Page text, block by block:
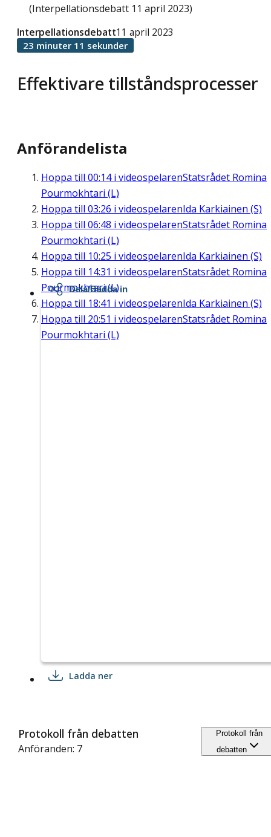
(Interpellationsdebatt 11 april 2023)
Effektivare tillståndsprocesser
Interpellationsdebatt11 april 2023
23 minuter 11 sekunder
Anförandelista
Hoppa till 00:14i videospelarenStatsrådet Romina
Pourmokhtari (L)
Hoppa till 03:26 i videospelarenIda Karkiainen (S)
Hoppa till 06:48 i videospelarenStatsrådet Romina
Pourmokhtari (L)
Hoppa till 10:25 i videospelarenIda Karkiainen (S)
Hoppa till 14:31 i videospelarenStatsrådet Romina
Pourmokhtari (L)
Hoppa till 18:41 i videospelarenIda Karkiainen (S)
Hoppa till 20:51 i videospelarenStatsrådet Romina
Pourmokhtari (L)
Dela/Bädda in
Ladda ner
Protokoll från debatten
Anföranden: 7
Protokoll från
debatten